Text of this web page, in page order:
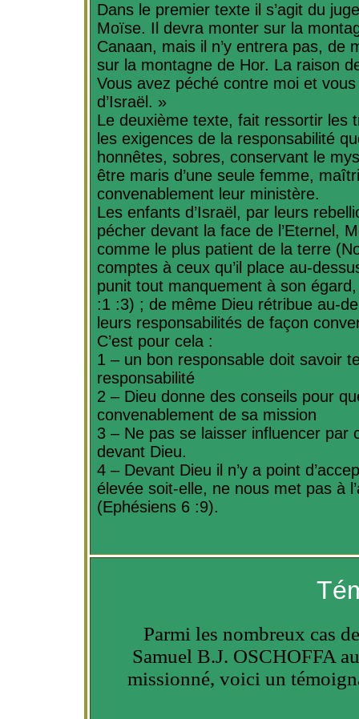
Dans le premier texte il s’agit du
Moïse. Il devra monter sur la
Canaan, mais il n’y entrera pas, de
sur la montagne de Hor. La raison
Vous avez péché contre moi et
d’Israël. »
Le deuxième texte, fait ressortir les
les exigences de la responsabilité
honnêtes, sobres, conservant le
être maris d’une seule femme,
convenablement leur ministère.
Les enfants d’Israël, par leurs
pécher devant la face de l’Eternel,
comme le plus patient de la terre
comptes à ceux qu’il place au-
punit tout manquement à son
:1 :3) ; de même Dieu rétribue au-
leurs responsabilités de façon
C’est pour cela :
1 – un bon responsable doit savoir
responsabilité
2 – Dieu donne des conseils pour
convenablement de sa mission
3 – Ne pas se laisser influencer par
devant Dieu.
4 – Devant Dieu il n’y a point
élevée soit-elle, ne nous met pas à
(Ephésiens 6 :9).
Parmi les nombreux cas
Samuel B.J. OSCHOFFA
missionné, voici un